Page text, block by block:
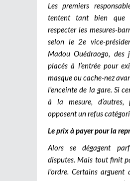
Les premiers
tentent tant bien que
respecter les mesures-
selon le 2e vice-
Madou Ouédraogo, des
placés à l’entrée pour
masque ou cache-nez
l’enceinte de la gare. Si
à la mesure,
opposent un refus
Le prix à payer pour la
Alors se dégagent
disputes. Mais tout finit
l’ordre. Certains arguent